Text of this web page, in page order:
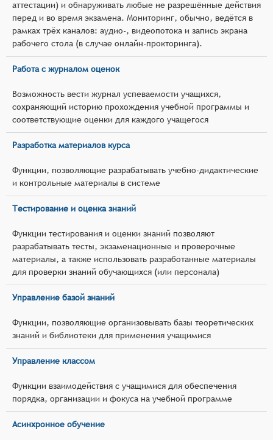
аттестации) и обнаруживать любые не разрешённые действия
перед и во время экзамена. Мониторинг, обычно, ведётся в
рамках трёх каналов: аудио-, видеопотока и запись экрана
рабочего стола (в случае онлайн-прокторинга).
Работа с журналом оценок
Возможность вести журнал успеваемости учащихся,
сохраняющий историю прохождения учебной программы и
соответствующие оценки для каждого учащегося
Разработка материалов курса
Функции, позволяющие разрабатывать учебно-дидактические
и контрольные материалы в системе
Тестирование и оценка знаний
Функции тестирования и оценки знаний позволяют
разрабатывать тесты, экзаменационные и проверочные
материалы, а также использовать разработанные материалы
для проверки знаний обучающихся (или персонала)
Управление базой знаний
Функции, позволяющие организовывать базы теоретических
знаний и библиотеки для применения учащимися
Управление классом
Функции взаимодействия с учащимися для обеспечения
порядка, организации и фокуса на учебной программе
Асинхронное обучение